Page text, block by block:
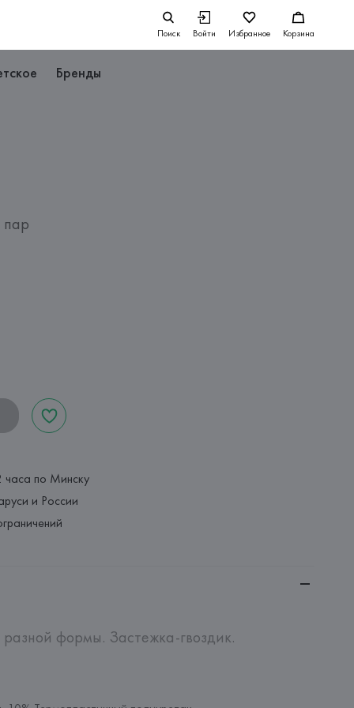
Поиск Войти Избранное Корзина
Бренды
пар
часа по Минску
и России
формы. Застежка-гвоздик.